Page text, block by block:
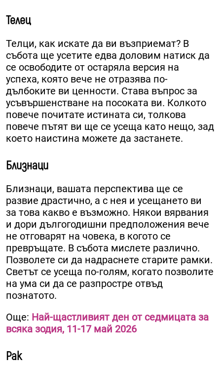
Телец
Телци, как искате да ви възприемат? В
събота ще усетите едва доловим натиск да
се освободите от остаряла версия на
успеха, която вече не отразява по-
дълбоките ви ценности. Става въпрос за
усъвършенстване на посоката ви. Колкото
повече почитате истината си, толкова
повече пътят ви ще се усеща като нещо, зад
което наистина можете да застанете.
Близнаци
Близнаци, вашата перспектива ще се
развие драстично, а с нея и усещането ви
за това какво е възможно. Някои вярвания
и дори дългогодишни предположения вече
не отговарят на човека, в когото се
превръщате. В събота мислете различно.
Позволете си да надраснете старите рамки.
Светът се усеща по-голям, когато позволите
на ума си да се разпростре отвъд
познатото.
Още: Най-щастливият ден от седмицата за
всяка зодия, 11-17 май 2026
Рак